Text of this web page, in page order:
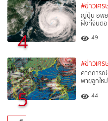
4
#ข่าวเศ
ญี่ปุ่น อพย
ฝั่งที่จีนตอ
49
5
#ข่าวเศ
คาดการ
พายุลูกให
44